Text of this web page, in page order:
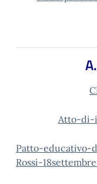
Atto-di-
Patto-educativo-
Rossi-